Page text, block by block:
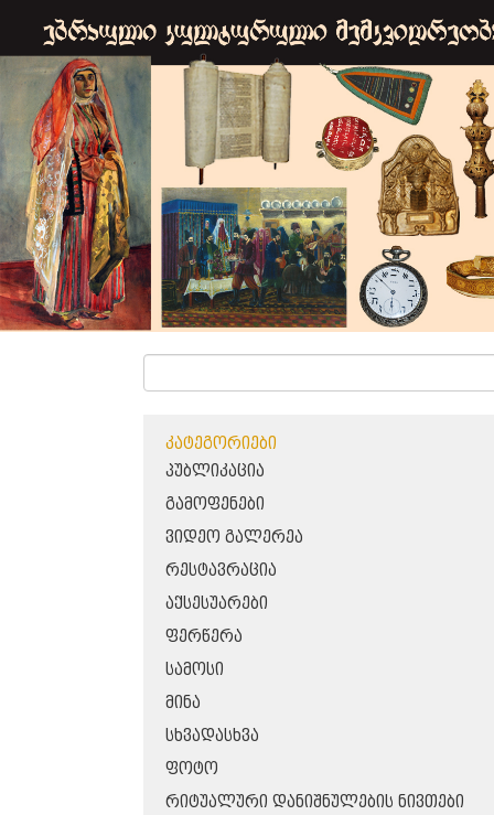
ᲙᲐᲢᲔᲒᲝᲠᲘᲔᲑᲘ
ᲞᲣᲑᲚᲘᲙᲐᲪᲘᲐ
ᲒᲐᲛᲝᲤᲔᲜᲔᲑᲘ
ᲕᲘᲓᲔᲝ ᲒᲐᲚᲔᲠᲔᲐ
ᲠᲔᲡᲢᲐᲕᲠᲐᲪᲘᲐ
ᲐᲥᲡᲔᲡᲣᲐᲠᲔᲑᲘ
ᲤᲔᲠᲬᲔᲠᲐ
ᲡᲐᲛᲝᲡᲘ
ᲛᲘᲜᲐ
ᲡᲮᲕᲐᲓᲐᲡᲮᲕᲐ
ᲤᲝᲢᲝ
ᲠᲘᲢᲣᲐᲚᲣᲠᲘ ᲓᲐᲜᲘᲨᲜᲣᲚᲔᲑᲘᲡ ᲜᲘᲕᲗᲔᲑᲘ